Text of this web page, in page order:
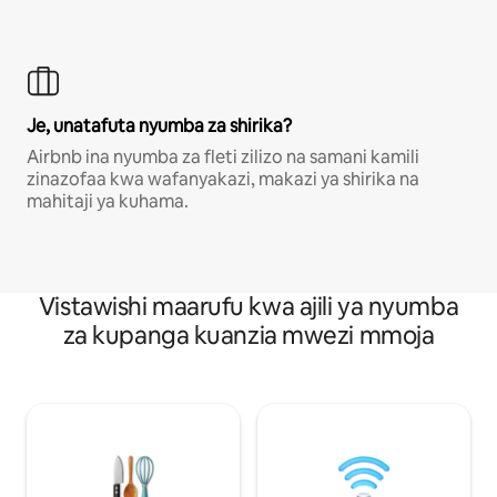
Je, unatafuta nyumba za shirika?
Airbnb ina nyumba za fleti zilizo na samani kamili
zinazofaa kwa wafanyakazi, makazi ya shirika na
mahitaji ya kuhama.
Vistawishi maarufu kwa ajili ya nyumba
za kupanga kuanzia mwezi mmoja